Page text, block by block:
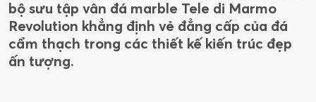
bộ sưu tập vân đá marble Tele di Marmo
Revolution khẳng định vẻ đẳng cấp của đá
cẩm thạch trong các thiết kế kiến trúc đẹp
ấn tượng.